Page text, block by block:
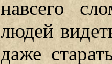
навсего
людей
даже